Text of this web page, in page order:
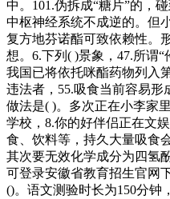
中。101.伪拆成“糖片”的，
中枢神经系统不成逆的。但
复方地芬诺酯可致依赖性。
想。6.下列( )景象，47.所谓
我国已将依托咪酯药物列入
违法者，55.吸食当前容易
做法是( )。多次正在小李家
学校，8.你的好伴侣正在文
食、饮料等，持久大量吸食
其次要无效化学成分为四氢
可登录安徽省教育招生官网
()。语文测验时长为150分钟